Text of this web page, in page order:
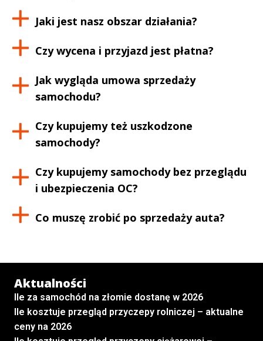
Jaki jest nasz obszar działania?
Czy wycena i przyjazd jest płatna?
Jak wygląda umowa sprzedaży
samochodu?
Czy kupujemy też uszkodzone
samochody?
Czy kupujemy samochody bez przeglądu
i ubezpieczenia OC?
Co muszę zrobić po sprzedaży auta?
Aktualności
Ile za samochód na złomie dostanę w 2026
Ile kosztuje przegląd przyczepy rolniczej – aktualne
ceny na 2026